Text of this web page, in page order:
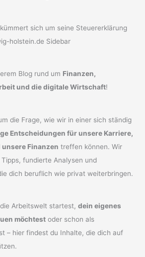
Blog rund um Finanzen,
und die digitale Wirtschaft!
die Frage, wie wir in einer sich ständig
Entscheidungen für unsere Karriere,
Finanzen treffen können. Wir
fundierte Analysen und
dich beruflich wie privat weiterbringen.
Arbeitswelt startest,dein eigenes
möchtest oder schon als
– hier findest du Inhalte, die dich auf